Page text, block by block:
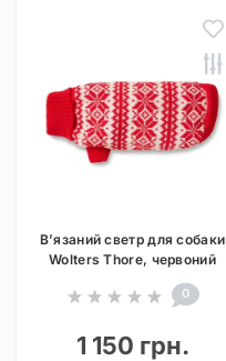
В’язаний светр для собаки
Wolters Thore, червоний
0
1 150 грн.